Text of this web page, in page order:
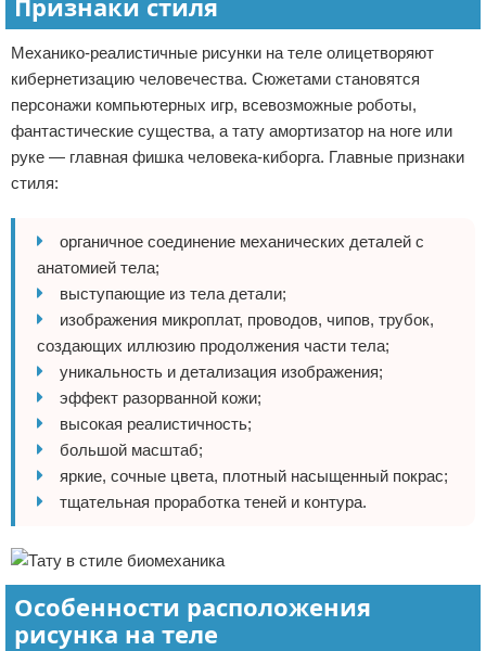
Признаки стиля
Механико-реалистичные рисунки на теле олицетворяют
кибернетизацию человечества. Сюжетами становятся
персонажи компьютерных игр, всевозможные роботы,
фантастические существа, а тату амортизатор на ноге или
руке — главная фишка человека-киборга. Главные признаки
стиля:
органичное соединение механических деталей с
анатомией тела;
выступающие из тела детали;
изображения микроплат, проводов, чипов, трубок,
создающих иллюзию продолжения части тела;
уникальность и детализация изображения;
эффект разорванной кожи;
высокая реалистичность;
большой масштаб;
яркие, сочные цвета, плотный насыщенный покрас;
тщательная проработка теней и контура.
Особенности расположения
рисунка на теле